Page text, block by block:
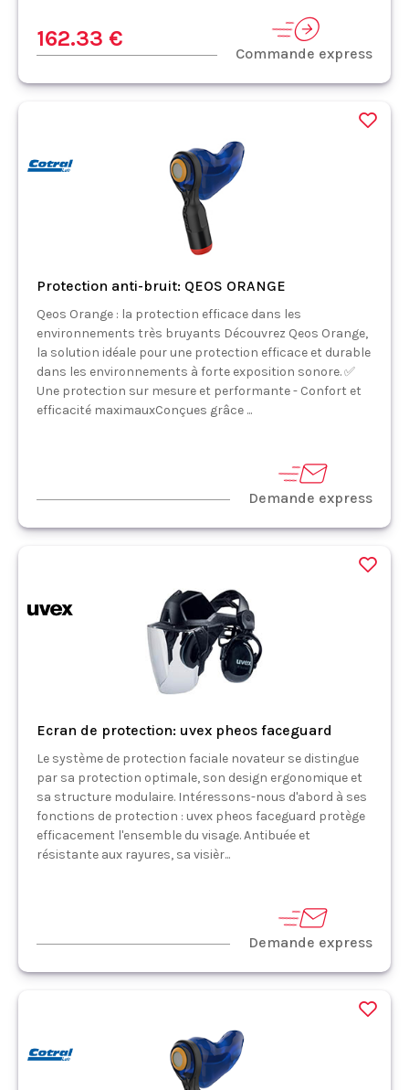
162.33 €
Commande express
Protection anti-bruit: QEOS ORANGE
Qeos Orange : la protection efficace dans les
environnements très bruyants Découvrez Qeos Orange,
la solution idéale pour une protection efficace et durable
dans les environnements à forte exposition sonore. ✅
Une protection sur mesure et performante - Confort et
efficacité maximauxConçues grâce ...
Demande express
Ecran de protection: uvex pheos faceguard
Le système de protection faciale novateur se distingue
par sa protection optimale, son design ergonomique et
sa structure modulaire. Intéressons-nous d'abord à ses
fonctions de protection : uvex pheos faceguard protège
efficacement l'ensemble du visage. Antibuée et
résistante aux rayures, sa visièr...
Demande express